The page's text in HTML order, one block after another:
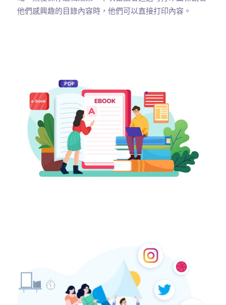
他們感興趣的目錄內容時，他們可以直接打印內容。